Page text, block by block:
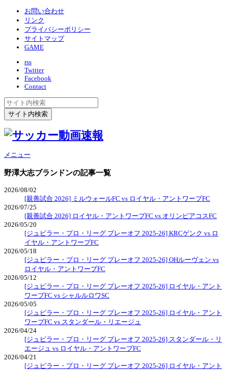
お問い合わせ
リンク
プライバシーポリシー
サイトマップ
GAME
rss
Twitter
Facebook
Contact
メニュー
野澤大志ブランドンの記事一覧
2026/08/02
[親善試合 2026] ミルウォールFC vs ロイヤル・アントワープFC
2026/07/25
[親善試合 2026] ロイヤル・アントワープFC vs オリンピアコスFC
2026/05/20
[ジュピラー・プロ・リーグ プレーオフ 2025-26] KRCゲンク vs ロ
イヤル・アントワープFC
2026/05/18
[ジュピラー・プロ・リーグ プレーオフ 2025-26] OHルーヴェン vs
ロイヤル・アントワープFC
2026/05/12
[ジュピラー・プロ・リーグ プレーオフ 2025-26] ロイヤル・アント
ワープFC vs シャルルロワSC
2026/05/05
[ジュピラー・プロ・リーグ プレーオフ 2025-26] ロイヤル・アント
ワープFC vs スタンダール・リエージュ
2026/04/24
[ジュピラー・プロ・リーグ プレーオフ 2025-26] スタンダール・リ
エージュ vs ロイヤル・アントワープFC
2026/04/21
[ジュピラー・プロ・リーグ プレーオフ 2025-26] ロイヤル・アント